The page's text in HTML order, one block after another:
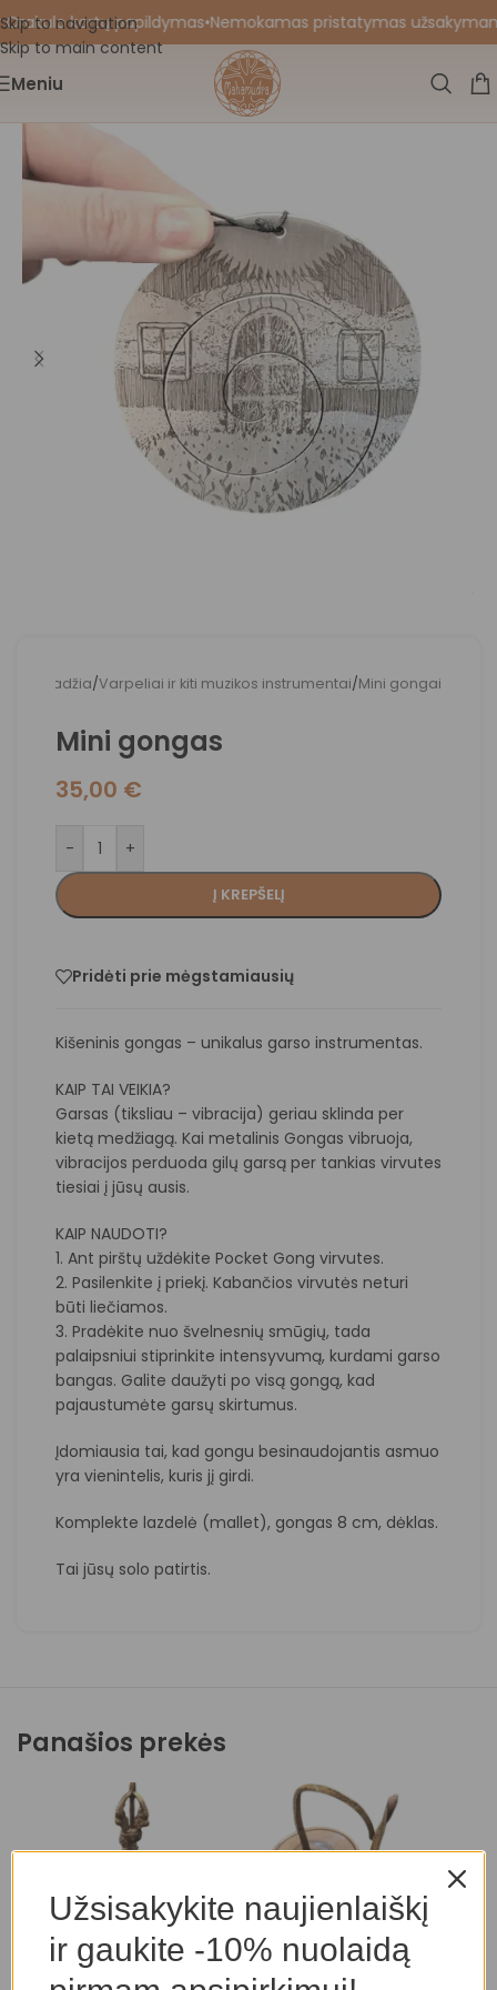
Skip to navigation
Skip to main content
kortų papildymas•Nemokamas pristatymas
Meniu
Pradžia/Varpeliai ir kiti muzikos instrumentai/Mini gongai
Mini gongas
35,00 €
- +
Į KREPŠELĮ
Pridėti prie mėgstamiausių
Kišeninis gongas – unikalus garso instrumentas.
KAIP TAI VEIKIA?
Garsas (tiksliau – vibracija) geriau sklinda per
kietą medžiagą. Kai metalinis Gongas vibruoja,
vibracijos perduoda gilų garsą per tankias virvutes
tiesiai į jūsų ausis.
KAIP NAUDOTI?
1. Ant pirštų uždėkite Pocket Gong virvutes.
2. Pasilenkite į priekį. Kabančios virvutės neturi
būti liečiamos.
3. Pradėkite nuo švelnesnių smūgių, tada
palaipsniui stiprinkite intensyvumą, kurdami garso
bangas. Galite daužyti po visą gongą, kad
pajaustumėte garsų skirtumus.
Įdomiausia tai, kad gongu besinaudojantis asmuo
yra vienintelis, kuris jį girdi.
Komplekte lazdelė (mallet), gongas 8 cm, dėklas.
Tai jūsų solo patirtis.
Panašios prekės
Užsisakykite naujienlaiškį
ir gaukite -10% nuolaidą